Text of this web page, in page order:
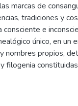
marcas de
tradiciones y
e
único, en un
nombres propios,
filogenia